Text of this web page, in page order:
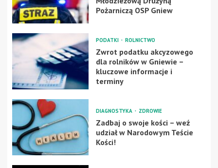
Pożarniczą OSP Gniew
PODATKI ROLNICTWO
Zwrot podatku akcyzowego
dla rolników w Gniewie –
kluczowe informacje i
terminy
DIAGNOSTYKA ZDROWIE
Zadbaj o swoje kości – weź
udział w Narodowym Teście
Kości!